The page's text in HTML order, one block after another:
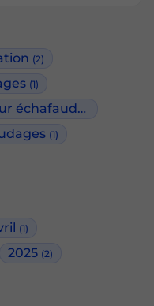
(2)
(1)
Montage d'escaliers sur échafaudage
(1)
(1)
2025 (2)
travailleurs que
essentielles pour
conforme